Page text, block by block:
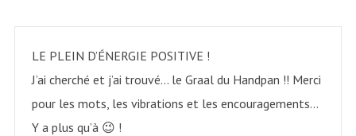
LE PLEIN D’ÉNERGIE POSITIVE !
J’ai cherché et j’ai trouvé… le Graal du Handpan !! Merci
pour les mots, les vibrations et les encouragements…
Y a plus qu’à 😉 !